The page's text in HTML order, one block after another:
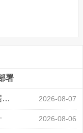
署
领峰金评：万事俱备 黄金只欠非农数据“东风” 2026-08-07
2026-08-06